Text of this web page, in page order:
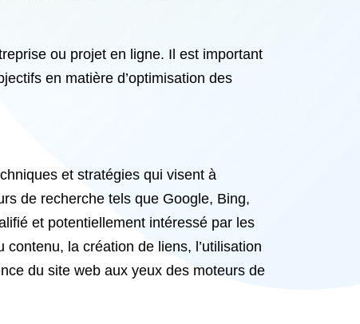
ou projet en ligne. Il est important
en matière d’optimisation des
et stratégies qui visent à
de recherche tels que Google, Bing,
et potentiellement intéressé par les
la création de liens, l’utilisation
du site web aux yeux des moteurs de